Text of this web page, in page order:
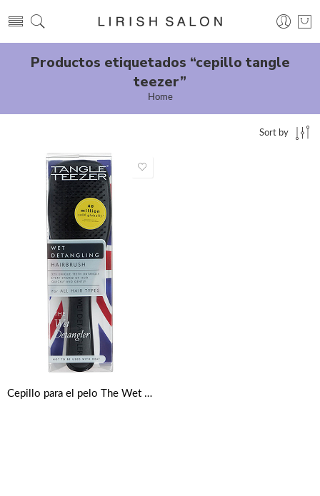
Productos etiquetados “cepillo tangle
teezer”
Home
Sort by
Cepillo para el pelo The Wet Detangler de Tangle Teezer – Negro Regaliz